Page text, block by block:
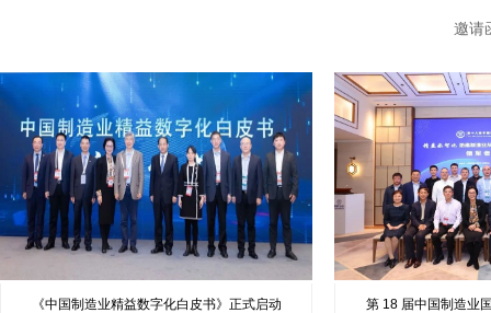
邀请
《中国制造业精益数字化白皮书》正式启动 第 18 届中国制造业